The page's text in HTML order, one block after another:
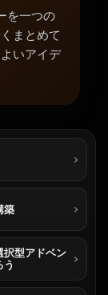
を一つの
まとめて
いアイデ
築
択型アドベン